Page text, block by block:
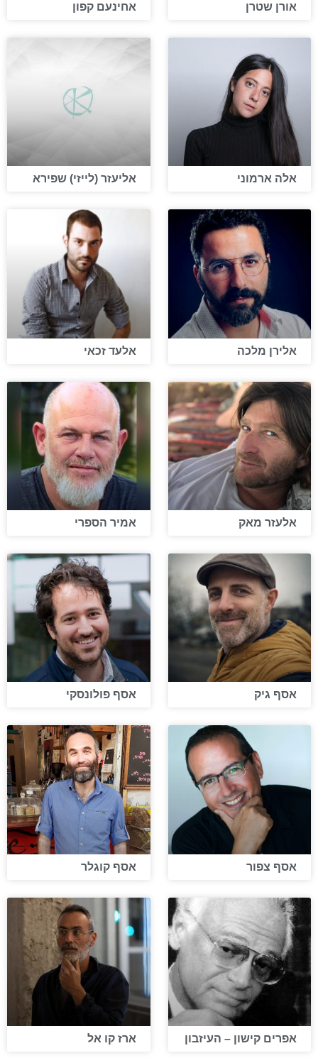
אורן שטרן אחינעם קפון
אלה ארמוני אליעזר (לייזי) שפירא
אלירן מלכה אלעד זכאי
אלעזר מאק אמיר הספרי
אסף גיק אסף פולונסקי
אסף צפור אסף קוגלר
אפרים קישון – העיזבון ארז קו אל